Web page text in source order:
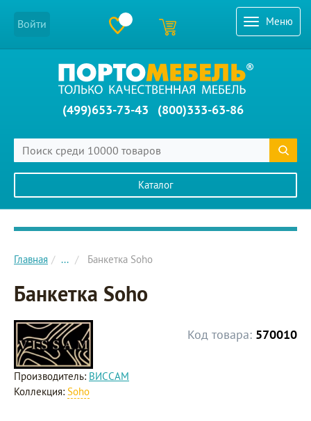
Меню
Войти
(499)653-73-43 (800)333-63-86
Каталог
Главное меню сайта
Главная ... Банкетка Soho
Банкетка Soho
Код товара: 570010
Производитель: ВИССАМ
Коллекция: Soho